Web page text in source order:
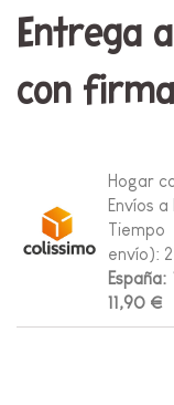
Entrega
con firma
Hogar
Envíos
envío):
11,90 €